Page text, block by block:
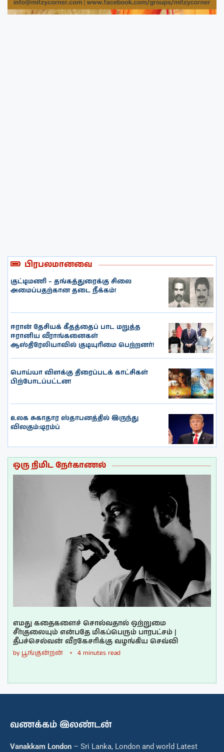
பிரபலமானவை
குட்டிமணி – தங்கத்துரைக்கு சிலை
அமைப்பதற்கான தடை நீக்கம்!
ஈரான் தேசியக் கீதத்தைப் பாட மறுத்த
ஈரானிய வீராங்கனைகள்
ஆஸ்திரேலியாவில் குடியுரிமை பெற்றனர்!
பொய்யா விளக்கு திரைப்படக் காட்சிகள்
பிற்போடப்பட்டன!
உலக சுகாதார ஸ்தாபனத்தில் இருந்து
விலகும்:டிரம்ப்
ஒரு நிமிட நேர்காணல்
எமது கதைகளைச் சொல்வதால் ஒற்றுமை
சீர்குலையும் என்பதே மிகப்பெரும் பாரபட்சம் |
தீபச்செல்வன் வீரகேசரிக்கு வழங்கிய செவ்வி
by பூங்குன்றன் 4 minutes read
வணக்கம் இலண்டன்
Vanakkam London – Sri Lanka, London and world Latest